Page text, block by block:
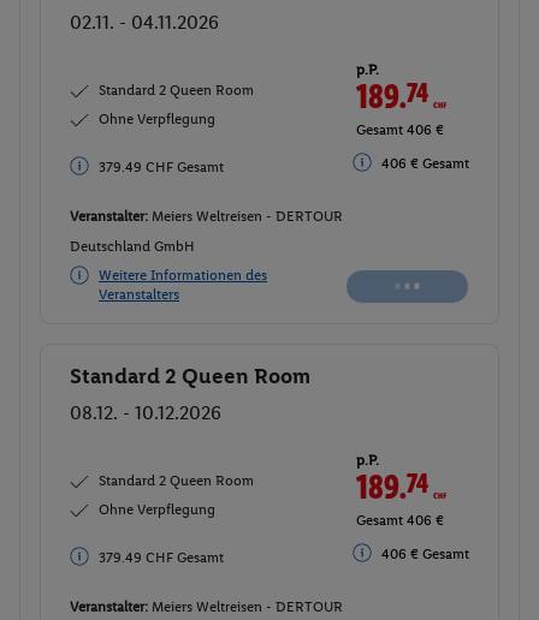
02.11. - 04.11.2026
Standard 2 Queen Room
Ohne Verpflegung
379.49 CHF Gesamt
p.P.
189.74CHF
Gesamt 406 €
406 € Gesamt
Veranstalter: Meiers Weltreisen - DERTOUR
Deutschland GmbH
Weitere Informationen des
Veranstalters
Buchen
Standard 2 Queen Room
08.12. - 10.12.2026
Standard 2 Queen Room
Ohne Verpflegung
379.49 CHF Gesamt
p.P.
189.74CHF
Gesamt 406 €
406 € Gesamt
Veranstalter: Meiers Weltreisen - DERTOUR